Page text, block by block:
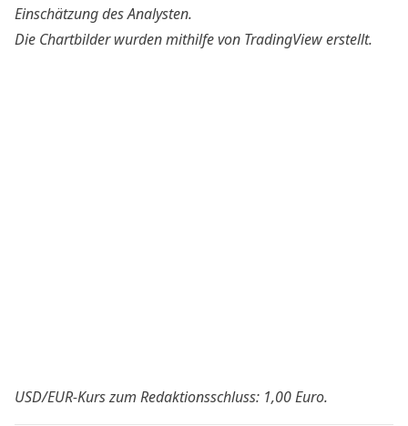
Einschätzung des Analysten.
Die Chartbilder wurden mithilfe von TradingViewerstellt.
USD/EUR-Kurs zum Redaktionsschluss: 1,00 Euro.